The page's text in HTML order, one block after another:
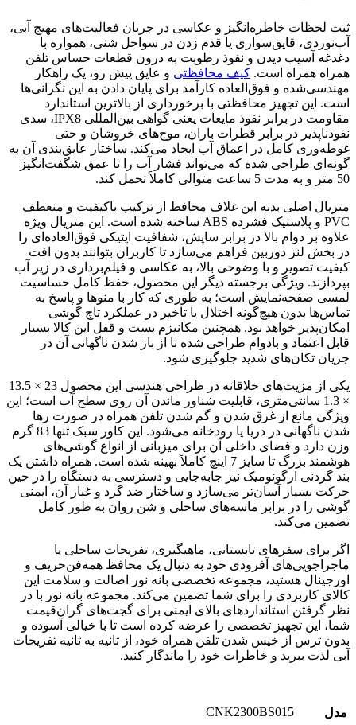
ثبت لحظات خاطره‌انگیز و عکاسی در جریان فعالیت‌های مهیج آبی،
آب‌نوردی، قایق‌سواری یا قدم زدن در سواحل شنی، همواره با
دغدغه آسیب دیدن و نفوذ رطوبت به درون قطعات حساس تلفن
همراه همراه است. کیف محافظتی و عایق پیش رو، یک راهکار
مهندسی‌شده و فوق‌العاده کارآمد برای پایان دادن به این نگرانی‌ها
است. این تجهیز محافظتی با برخورداری از بالاترین استاندارد
مقاومت در برابر نفوذ مایعات یعنی گواهی بین‌المللی IPX8، سدی
نفوذناپذیر در برابر قطرات باران، موج‌های خروشان و حتی
غوطه‌وری کامل در اعماق آب ایجاد می‌کند. ساختار عایق‌بندی آن به
گونه‌ای طراحی شده که می‌تواند فشار آب را تا عمق شگفت‌انگیز
50 متر و به مدت 5 ساعت متوالی کاملاً تحمل کند.
متریال اصلی بدنه این غلاف محافظ از ترکیب باکیفیت و منعطف
PVC و پلاستیک فشرده ABS ساخته شده است. این متریال ویژه
علاوه بر دوام بالا در برابر سایش، شفافیت اپتیکی فوق‌العاده‌ای را
در بخش لنز دوربین فراهم می‌سازد تا کاربران بتوانند بدون افت
کیفیت تصویر و با وضوحی بالا، به عکاسی و فیلم‌برداری در زیر آب
بپردازند. ویژگی برجسته دیگر این محصول، حفظ کامل حساسیت
لمسی صفحه‌نمایش است؛ به طوری که کار با منوها و پاسخ به
تماس‌ها بدون هیچ‌گونه اختلال یا تاخیر در عملکرد تاچ گوشی
امکان‌پذیر خواهد بود. همچنین مکانیزم بست و قفل این کالا بسیار
قابل اعتماد و بادوام طراحی شده تا از باز شدن ناگهانی آن در
جریان تکان‌های شدید جلوگیری شود.
یکی از مزیت‌های خلاقانه در طراحی هندسی این محصول 23 × 13.5
× 1.3 سانتی‌متری، قابلیت شناور ماندن آن روی سطح آب است؛ این
ویژگی مانع از غرق شدن و گم شدن تلفن همراه در صورت رها
شدن ناگهانی در دریا یا رودخانه می‌شود. این کاور سبک تنها 83 گرم
وزن دارد و فضای داخلی آن برای میزبانی از انواع گوشی‌های
هوشمند بزرگ تا سایز 7 اینچ کاملاً بهینه شده است. همراه داشتن یک
بند گردنی ارگونومیک نیز جابه‌جایی و دسترسی به دستگاه را در حین
حرکت بسیار آسان‌تر می‌سازد و ساختار ضد گرد و غبار آن، ایمنی
گوشی را در برابر ماسه‌های ساحلی و شن روان به طور کامل
تضمین می‌کند.
اگر برای سفرهای تابستانی، ماهیگیری، تفریحات ساحلی یا
ماجراجویی‌های آفرودی خود به دنبال یک محافظ همه‌فن‌حریف و
اورجینال هستید، مجموعه تخصصی بانه نور اصالت و سلامت این
کالای کاربردی را برای شما تضمین می‌کند. مجموعه بانه نور با در
نظر گرفتن استانداردهای بالای ایمنی برای گجت‌های گران‌قیمت
شما، این تجهیز تخصصی را عرضه کرده است تا با خیالی آسوده و
بدون ترس از خیس شدن تلفن همراه خود، از ثانیه به ثانیه تفریحات
آبی لذت ببرید و خاطرات خود را ماندگار کنید.
مدل
CNK2300BS015